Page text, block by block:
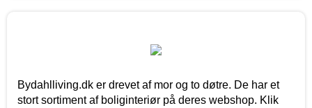
Bydahlliving.dk er drevet af mor og to døtre. De har et
stort sortiment af boliginteriør på deres webshop. Klik